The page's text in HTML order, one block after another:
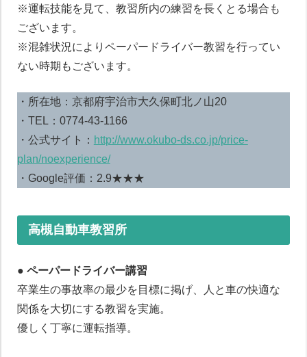
※運転技能を見て、教習所内の練習を長くとる場合も
ございます。
※混雑状況によりペーパードライバー教習を行ってい
ない時期もございます。
・所在地：京都府宇治市大久保町北ノ山20
・TEL：0774-43-1166
・公式サイト： http://www.okubo-ds.co.jp/price-
plan/noexperience/
・Google評価：2.9★★★
高槻自動車教習所
● ペーパードライバー講習
卒業生の事故率の最少を目標に掲げ、人と車の快適な
関係を大切にする教習を実施。
優しく丁寧に運転指導。